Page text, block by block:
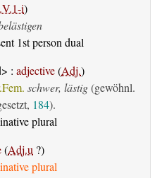
i)
1st person dual
: adjective(Adj.)
schwer, lästig(gewöhnl.
184).
plural
(Adj.u ?)
plural